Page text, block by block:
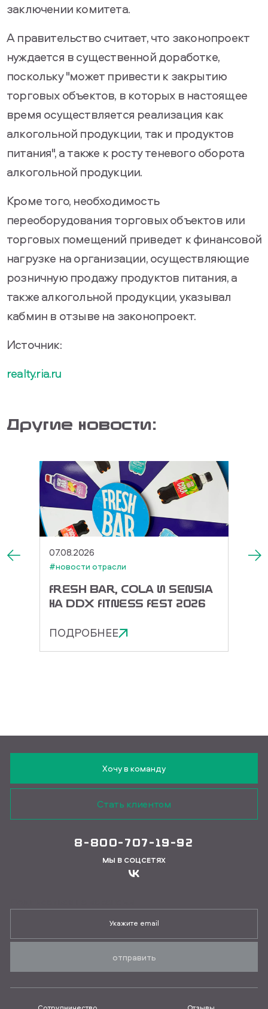
заключении комитета.
А правительство считает, что законопроект
нуждается в существенной доработке,
поскольку "может привести к закрытию
торговых объектов, в которых в настоящее
время осуществляется реализация как
алкогольной продукции, так и продуктов
питания", а также к росту теневого оборота
алкогольной продукции.
Кроме того, необходимость
переоборудования торговых объектов или
торговых помещений приведет к финансовой
нагрузке на организации, осуществляющие
розничную продажу продуктов питания, а
также алкогольной продукции, указывал
кабмин в отзыве на законопроект.
Источник:
realty.ria.ru
Другие новости:
07.08.2026
#новости отрасли
FRESH BAR, COLA И SENSIA
НА DDX FITNESS FEST 2026
ПОДРОБНЕЕ
Хочу в команду
Стать клиентом
8-800-707-19-92
МЫ В СОЦСЕТЯХ
отправить